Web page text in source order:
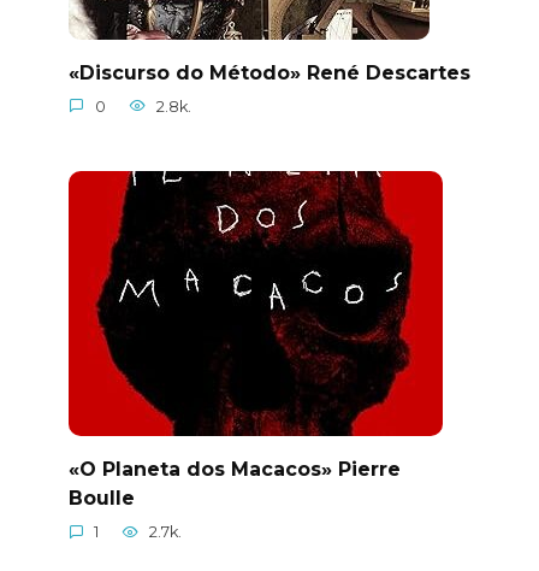
«Discurso do Método» René Descartes
0 2.8k.
«O Planeta dos Macacos» Pierre
Boulle
1 2.7k.